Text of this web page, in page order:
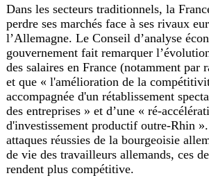
Dans les secteurs traditionnels, la
perdre ses marchés face à ses rivaux
l’Allemagne. Le Conseil d’analyse
gouvernement fait remarquer
des salaires en France (notamment par
et que « l'amélioration de la
accompagnée d'un rétablissement
des entreprises » et d’une « ré-
d'investissement productif outre-Rhin
attaques réussies de la bourgeoisie
de vie des travailleurs allemands, ces
rendent plus compétitive.